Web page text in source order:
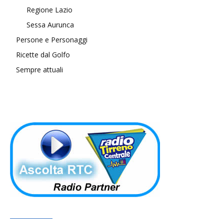
Regione Lazio
Sessa Aurunca
Persone e Personaggi
Ricette dal Golfo
Sempre attuali